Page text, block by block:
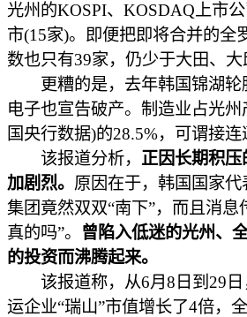
光州的KOSPI、KOSDAQ上市
市(15家)。即便把即将合并的全
数也只有39家，仍少于大田、大
更糟的是，去年韩国锦湖轮
电子也宣告破产。制造业占光
国央行数据)的28.5%，可谓接连
该报道分析， 正因长期积
加剧烈。 原因在于，韩国国家
集团竟然双双“南下”，而且消
真的吗”。 曾陷入低迷的光州、
的投资而沸腾起来。
该报道称，从6月8日到29日
运企业“瑞山”市值增长了4倍，